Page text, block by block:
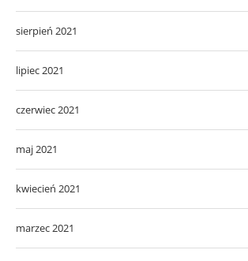
sierpień 2021
lipiec 2021
czerwiec 2021
maj 2021
kwiecień 2021
marzec 2021